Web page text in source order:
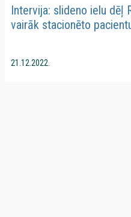
Intervija: slideno ielu
vairāk stacionēto
21.12.2022.